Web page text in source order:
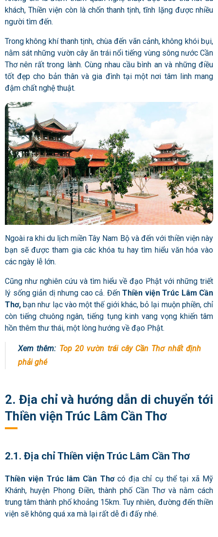
khách,Thiền viện còn là chốn thanh tịnh, tĩnh lặng được nhiều
người tìm đến.
Trong không khí thanh tịnh, chùa đến vãn cảnh, không khói bụi,
nằm sát những vườn cây ăn trái nổi tiếng vùng sông nước Cần
Thơ nên rất trong lành. Cùng nhau cầu bình an và những điều
tốt đẹp cho bản thân và gia đình tại một nơi tâm linh mang
đậm chất nghệ thuật.
Ngoài ra khi du lịch miền Tây Nam Bộ và đến với thiền viện này
bạn sẽ được tham gia các khóa tu hay tìm hiểu văn hóa vào
các ngày lễ lớn.
Cũng như nghiên cứu và tìm hiểu về đạo Phật với những triết
lý sống giản dị nhưng cao cả. Đến Thiền viện Trúc Lâm Cần
Thơ, bạn như lạc vào một thế giới khác, bỏ lại muộn phiền, chỉ
còn tiếng chuông ngân, tiếng tụng kinh vang vọng khiến tâm
hồn thêm thư thái, một lòng hướng về đạo Phật.
Xem thêm: Top 20 vườn trái cây Cần Thơ nhất định
phải ghé
2. Địa chỉ và hướng dẫn di chuyển tới
Thiền viện Trúc Lâm Cần Thơ
2.1. Địa chỉ Thiền viện Trúc Lâm Cần Thơ
Thiền viện Trúc lâm Cần Thơ có địa chỉ cụ thể tại xã Mỹ
Khánh, huyện Phong Điền, thành phố Cần Thơ và nằm cách
trung tâm thành phố khoảng 15km. Tuy nhiên, đường đến thiền
viện sẽ không quá xa mà lại rất dễ đi đấy nhé.